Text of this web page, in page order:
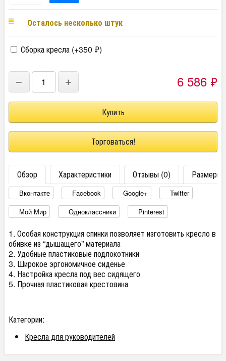
Осталось несколько штук
Сборка кресла (+350 ₽)
− + 6 586 ₽
Торговаться!
Обзор Характеристики Отзывы (0) Размеры
Вконтакте Facebook Google+
Twitter
Мой Мир
Одноклассники Pinterest
1. Особая конструкция спинки позволяет изготовить кресло в
обивке из “дышащего” материала
2. Удобные пластиковые подлокотники
3. Широкое эргономичное сиденье
4. Настройка кресла под вес сидящего
5. Прочная пластиковая крестовина
Категории:
Кресла для руководителей